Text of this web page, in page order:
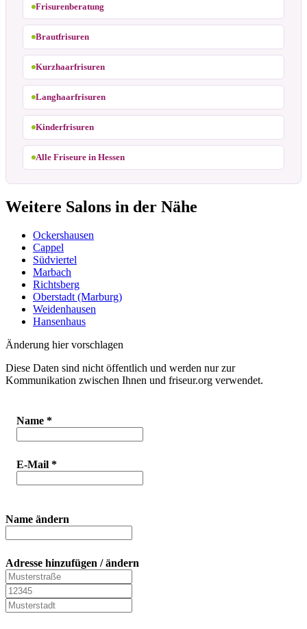
Frisurenberatung
Brautfrisuren
Kurzhaarfrisuren
Langhaarfrisuren
Kinderfrisuren
Alle Friseure in Hessen
Weitere Salons in der Nähe
Ockershausen
Cappel
Südviertel
Marbach
Richtsberg
Oberstadt (Marburg)
Weidenhausen
Hansenhaus
Änderung hier vorschlagen
Diese Daten sind nicht öffentlich und werden nur zur
Kommunikation zwischen Ihnen und friseur.org verwendet.
Name *
E-Mail *
Name ändern
Adresse hinzufügen / ändern